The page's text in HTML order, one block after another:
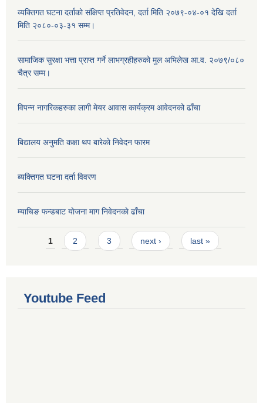
व्यक्तिगत घटना दर्ताको संक्षिप्त प्रतिवेदन, दर्ता मिति २०७९-०४-०१ देखि दर्ता
मिति २०८०-०३-३१ सम्म।
सामाजिक सुरक्षा भत्ता प्राप्त गर्ने लाभग्रहीहरुको मुल अभिलेख आ.व. २०७९/०८०
चैत्र सम्म।
विपन्न नागरिकहरुका लागी मेयर आवास कार्यक्रम आवेदनको ढाँचा
बिद्यालय अनुमति कक्षा थप बारेकाे निवेदन फारम
ब्यक्तिगत घटना दर्ता विवरण
म्याचिङ फन्डबाट याेजना माग निवेदनकाे ढाँचा
Pages
1 2 3 next › last »
Youtube Feed